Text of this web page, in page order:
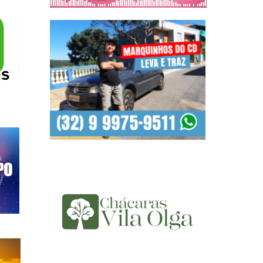
terá fim de semana
em Prados, com show
Praça Central e atrações em
música, viola, flashback e shows em diferentes pontos da cidade;
terá participação do filho de Amado Batista...